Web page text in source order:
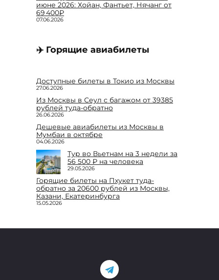
июне 2026: Хойан, Фантьет, Нячанг от
69 400₽
07.06.2026
✈️ Горящие авиабилеты
Доступные билеты в Токио из Москвы
27.06.2026
Из Москвы в Сеул с багажом от 39385
рублей туда-обратно
26.06.2026
Дешевые авиабилеты из Москвы в
Мумбаи в октябре
04.06.2026
Тур во Вьетнам на 3 недели за
56 500 ₽ на человека
29.05.2026
Горящие билеты на Пхукет туда-
обратно за 20600 рублей из Москвы,
Казани, Екатеринбурга
15.05.2026